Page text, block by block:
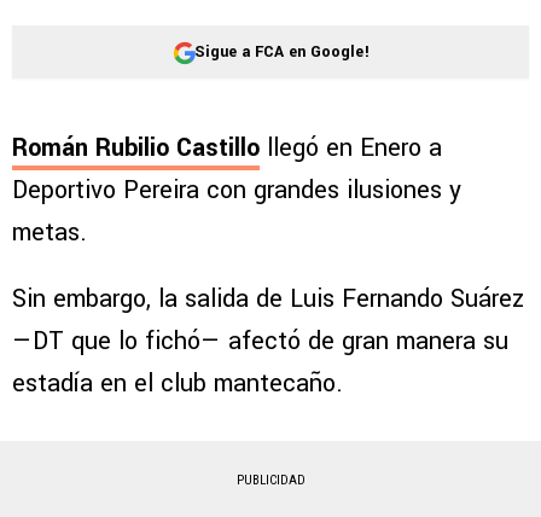
Sigue a FCA en Google!
Román Rubilio Castillo llegó en Enero a
Deportivo Pereira con grandes ilusiones y
metas.
Sin embargo, la salida de Luis Fernando Suárez
—DT que lo fichó— afectó de gran manera su
estadía en el club mantecaño.
PUBLICIDAD